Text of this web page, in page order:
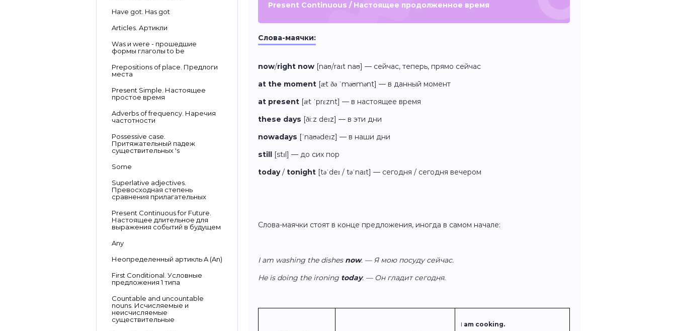
Have got. Has got
Articles. Артикли
Was и were - прошедшие
формы глаголы to be
Prepositions of place. Предлоги
места
Present Simple. Настоящее
простое время
Adverbs of frequency. Наречия
частотности
Possessive case.
Притяжательный падеж
существительных 's
Some
Superlative adjectives.
Превосходная степень
сравнения прилагательных
Present Continuous for Future.
Настоящее длительное для
выражения событий в будущем
Any
Неопределенный артикль A (An)
First Conditional. Условные
предложения 1 типа
Countable and uncountable
nouns. Исчисляемые и
неисчисляемые
существительные
Present Continuous / Настоящее продолженное время
Слова-маячки:
now/right now [naʊ/raɪt naʊ] — сейчас, теперь, прямо сейчас
at the moment [æt ðə ˈməʊmənt] — в данный момент
at present [æt ˈprɛznt] — в настоящее время
these days [ðiːz deɪz] — в эти дни
nowadays [ˈnaʊədeɪz] — в наши дни
still [stɪl] — до сих пор
today/ tonight [təˈdeɪ / təˈnaɪt] — сегодня / сегодня вечером
Слова-маячки стоят в конце предложения, иногда в самом начале:
I am washing the dishes now. — Я мою посуду сейчас.
He is doing the ironing today. — Он гладит сегодня.
I am cooking.